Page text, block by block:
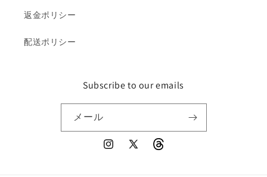
返金ポリシー
配送ポリシー
Subscribe to our emails
メール
Instagram
X
Threads